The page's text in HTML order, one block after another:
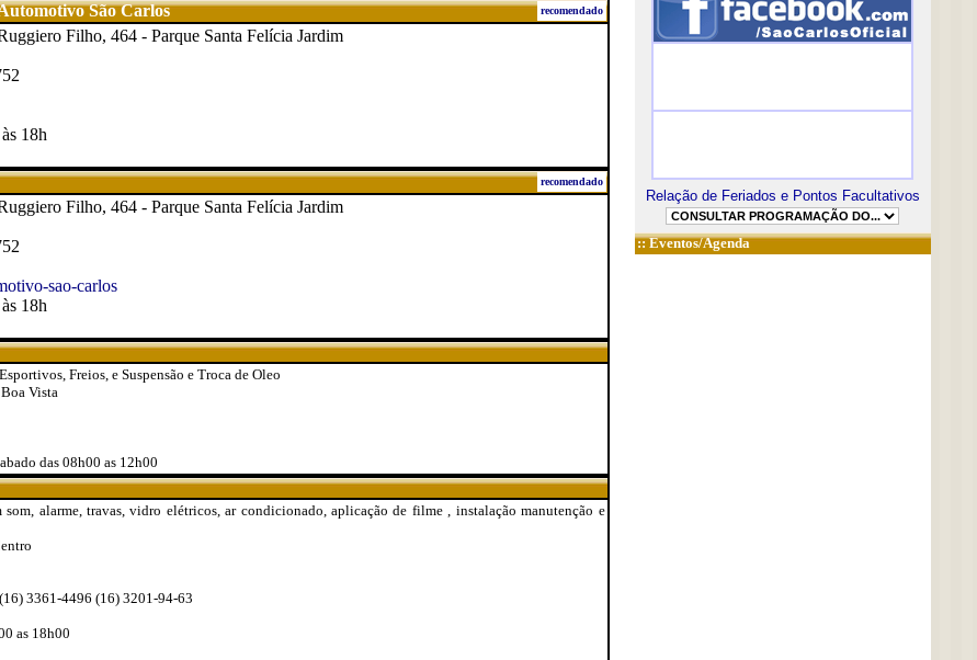
São Carlos
recomendado
Filho, 464 - Parque Santa Felícia Jardim
18h
recomendado
Filho, 464 - Parque Santa Felícia Jardim
sao-carlos
18h
Freios, e Suspensão e Troca de Oleo
Vista
das 08h00 as 12h00
som, alarme, travas, vidro elétricos, ar condicionado, aplicação de filme , instalação manutenção e
3361-4496 (16) 3201-94-63
as 18h00
Relação de Feriados e Pontos Facultativos
::Eventos/Agenda